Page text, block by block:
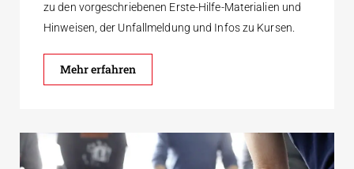
zu den vorgeschriebenen Erste-Hilfe-Materialien und
Hinweisen, der Unfallmeldung und Infos zu Kursen.
Mehr erfahren